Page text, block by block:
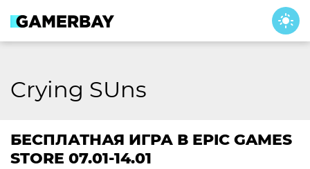
content
Crying SUns
БЕСПЛАТНАЯ ИГРА В EPIC GAMES
STORE 07.01-14.01